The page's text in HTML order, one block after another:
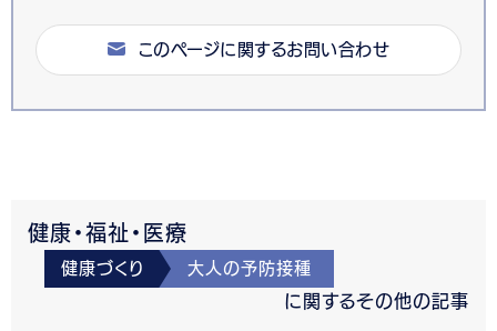
このページに関するお問い合わせ
健康・福祉・医療
健康づくり 大人の予防接種
に関するその他の記事